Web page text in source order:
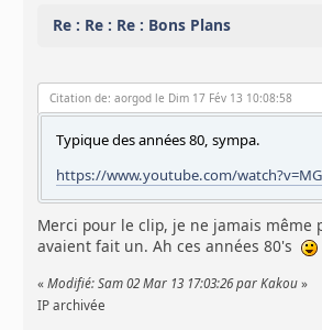
Re : Re : Re : Bons Plans
Citation de: aorgod le Dim 17 Fév 13 10:08:58
Typique des années 80, sympa.
https://www.youtube.com/
Merci pour le clip, je ne jamais même
avaient fait un. Ah ces années 80's
«Modifié: Sam 02 Mar 13 17:03:26 par Kakou »
IP archivée